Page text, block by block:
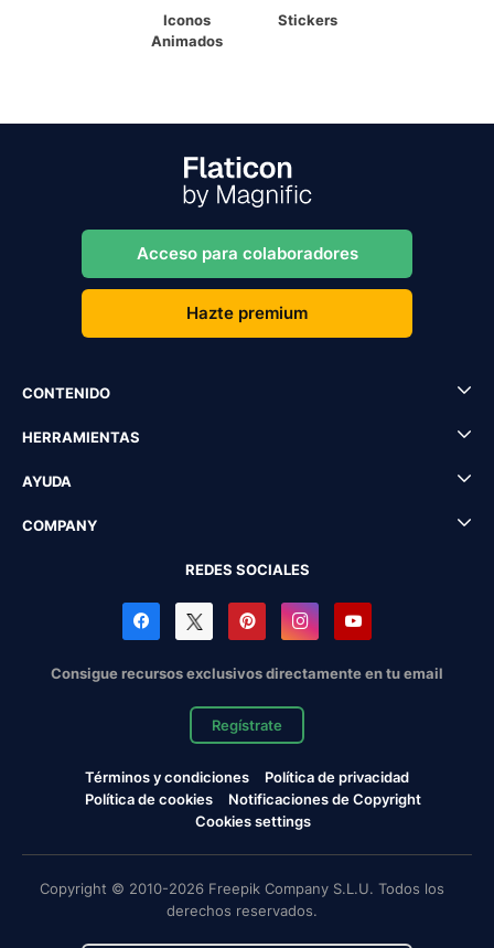
Iconos
Animados
Stickers
Acceso para colaboradores
Hazte premium
CONTENIDO
HERRAMIENTAS
AYUDA
COMPANY
REDES SOCIALES
Consigue recursos exclusivos directamente en tu email
Regístrate
Términos y condiciones
Política de privacidad
Política de cookies
Notificaciones de Copyright
Cookies settings
Copyright © 2010-2026 Freepik Company S.L.U. Todos los
derechos reservados.